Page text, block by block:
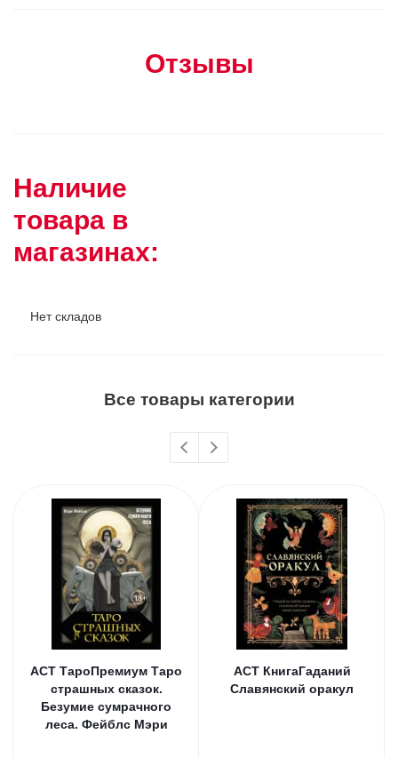
Отзывы
Наличие
товара в
магазинах:
Нет складов
Все товары категории
АСТ ТароПремиум Таро
страшных сказок.
Безумие сумрачного
леса. Фейблс Мэри
АСТ КнигаГаданий
Славянский оракул